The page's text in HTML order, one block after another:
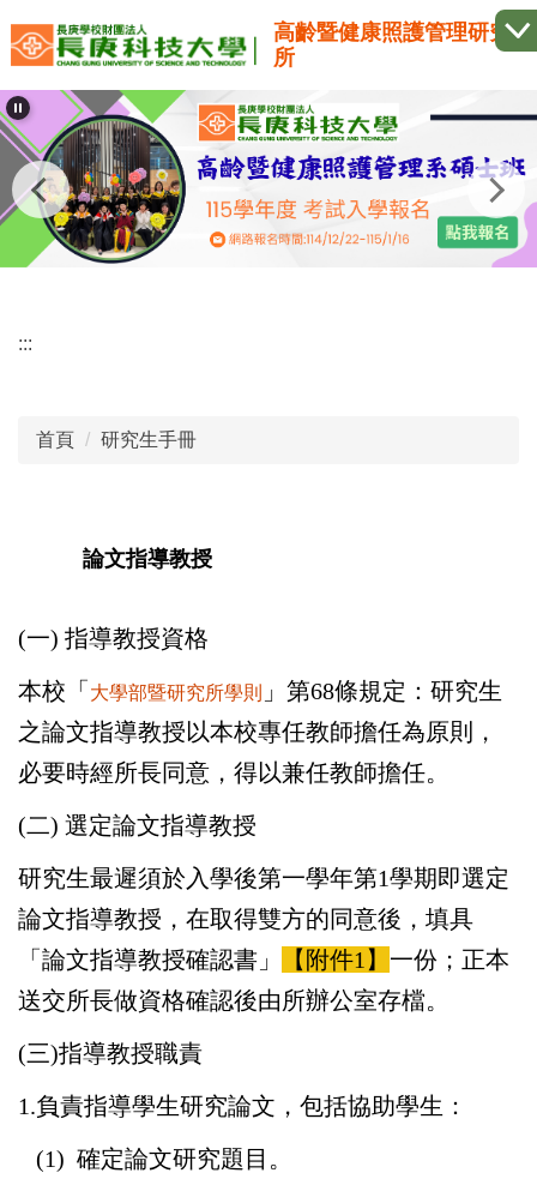
到
要
內
容
區
高齡暨健康照護管理研究
所
:::
首頁 研究生手冊
論文指導教授
(一) 指導教授資格
本校「 大學部暨研究所學則
」第68條規定：研究生
之論文指導教授以本校專任教師擔任為原則，
必要時經所長同意，得以兼任教師擔任。
(二) 選定論文指導教授
研究生最遲須於入學後第一學年第1學期即選定
論文指導教授，在取得雙方的同意後，填具
「論文指導教授確認書」
【附件1】 一份；正本
送交所長做資格確認後由所辦公室存檔。
(三)指導教授職責
1.負責指導學生研究論文，包括協助學生：
(1) 確定論文研究題目。